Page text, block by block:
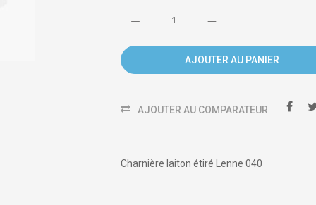
AJOUTER AU PANIER
AJOUTER AU COMPARATEUR
Charnière laiton étiré Lenne 040